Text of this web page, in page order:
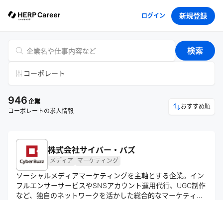
ログイン 新規登録
検索
コーポレート
946 企業
コーポレートの求人情報
おすすめ順
株式会社サイバー・バズ
メディア マーケティング
ソーシャルメディアマーケティングを主軸とする企業。イン
フルエンサーサービスやSNSアカウント運用代行、UGC制作
など、独自のネットワークを活かした総合的なマーケティン